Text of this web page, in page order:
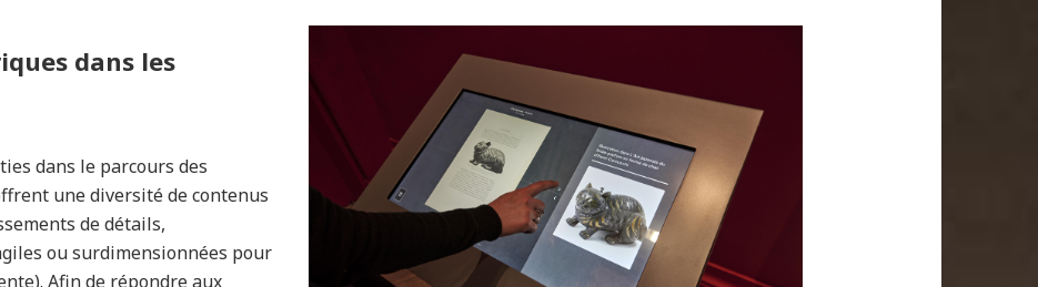
dans les
dans le parcours des
une diversité de contenus
de détails,
ou surdimensionnées pour
Afin de répondre aux